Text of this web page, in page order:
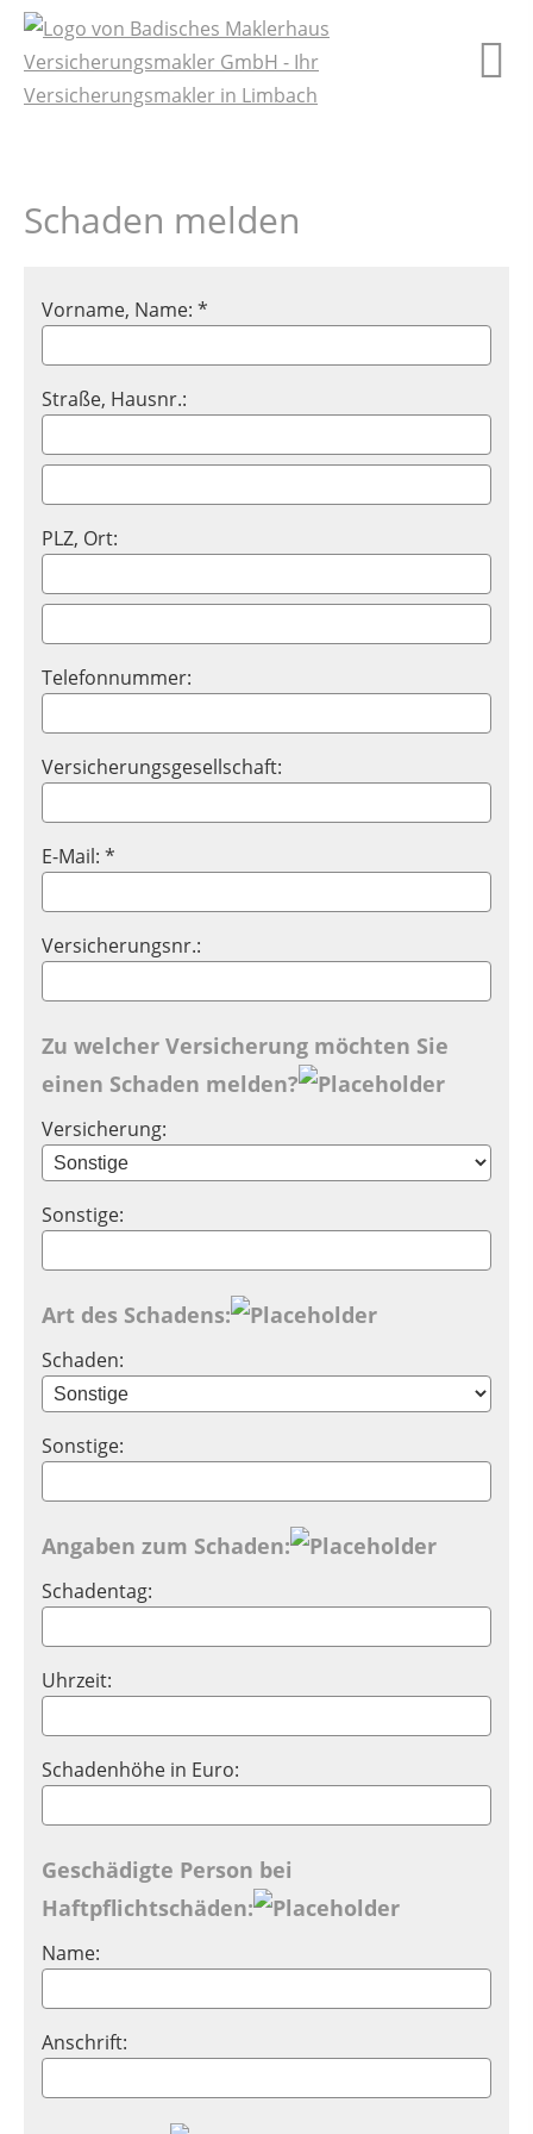
Schaden melden
Vorname, Name: *
Straße, Hausnr.:
PLZ, Ort:
Telefonnummer:
Versicherungsgesellschaft:
E-Mail: *
Versicherungsnr.:
Zu welcher Versicherung möchten Sie
einen Schaden melden?
Versicherung:
Sonstige:
Art des Schadens:
Schaden:
Sonstige:
Angaben zum Schaden:
Schadentag:
Uhrzeit:
Schadenhöhe in Euro:
Geschädigte Person bei
Haftpflichtschäden:
Name:
Anschrift: